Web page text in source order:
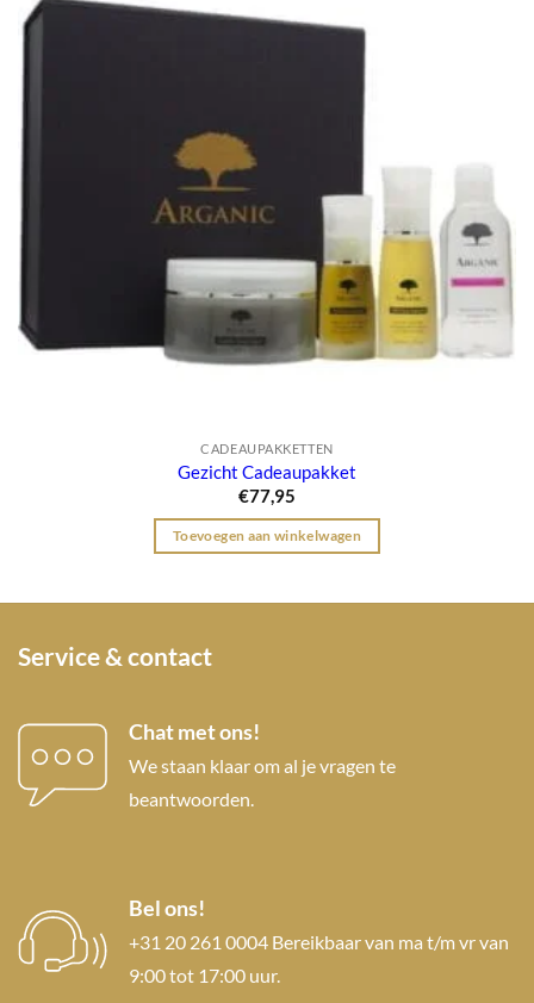
CADEAUPAKKETTEN
Gezicht Cadeaupakket
€77,95
Toevoegen aan winkelwagen
Service & contact
Chat met ons!
We staan klaar om al je vragen te
beantwoorden.
Bel ons!
+31 20 261 0004 Bereikbaar van ma t/m vr van
9:00 tot 17:00 uur.